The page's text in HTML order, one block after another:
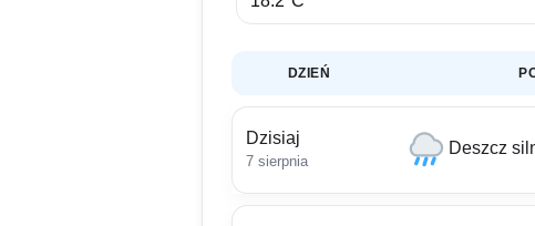
DZIEŃ
Dzisiaj
7 sierpnia
Deszcz